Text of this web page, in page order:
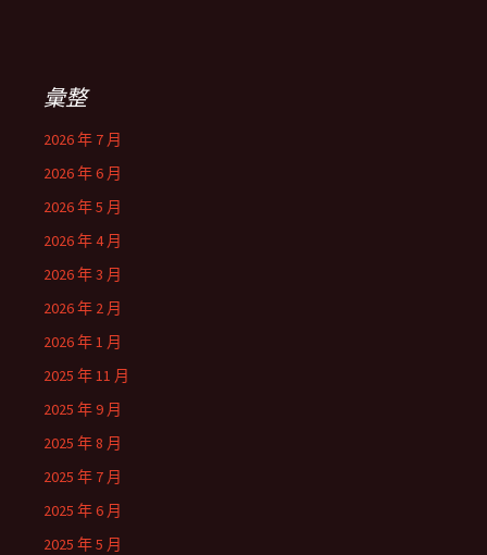
彙整
2026 年 7 月
2026 年 6 月
2026 年 5 月
2026 年 4 月
2026 年 3 月
2026 年 2 月
2026 年 1 月
2025 年 11 月
2025 年 9 月
2025 年 8 月
2025 年 7 月
2025 年 6 月
2025 年 5 月